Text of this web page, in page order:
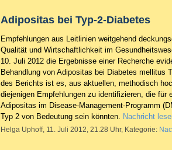
Adipositas bei Typ-2-Diabetes
Empfehlungen aus Leitlinien weitgehend
Qualität und Wirtschaftlichkeit im
10. Juli 2012 die Ergebnisse einer Recherche
Behandlung von Adipositas bei Diabetes mellitus
des Berichts ist es, aus aktuellen, methodisch
diejenigen Empfehlungen zu identifizieren, die für
Adipositas im Disease-Management-Programm
Typ 2 von Bedeutung sein könnten. Nachricht
Helga Uphoff, 11. Juli 2012, 21.28 Uhr, Kategorie: